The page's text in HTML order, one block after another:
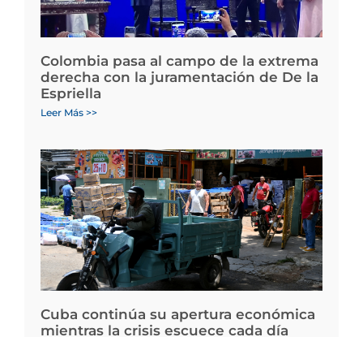
Colombia pasa al campo de la extrema
derecha con la juramentación de De la
Espriella
Leer Más >>
Cuba continúa su apertura económica
mientras la crisis escuece cada día